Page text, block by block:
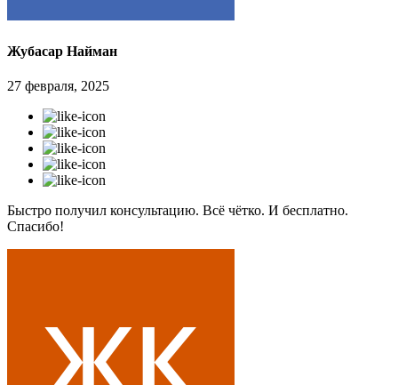
Жубасар Найман
27 февраля, 2025
Быстро получил консультацию. Всё чётко. И бесплатно.
Спасибо!